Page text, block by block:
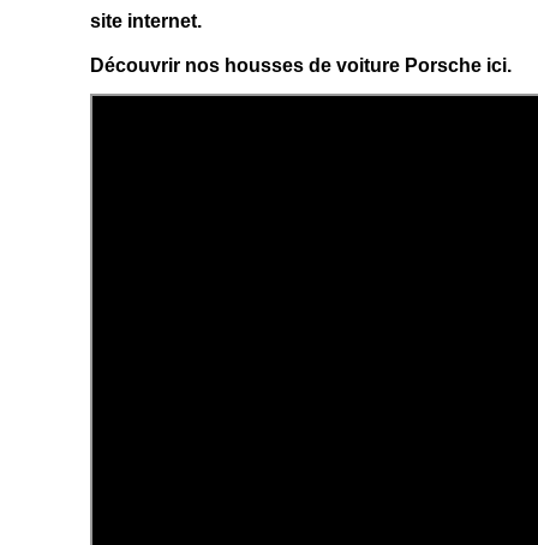
site internet.
Découvrir nos housses de voiture Porsche ici.